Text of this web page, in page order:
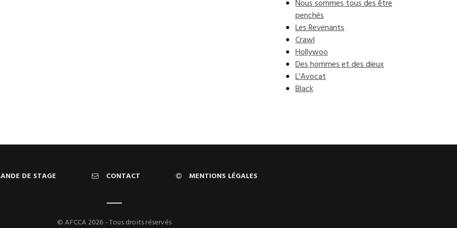
Nous sommes tous des être
penchés
Les Revenants
Crawl
Hollywoo
Des hommes et des dieux
L'Avocat
Black
DE STAGE CONTACT MENTIONS LÉGALES
© AFCCA 2026 - Tous droits réservés